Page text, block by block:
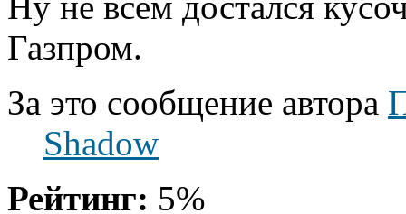
Газпром.
За это сообщение автора
Shadow
Рейтинг: 5%